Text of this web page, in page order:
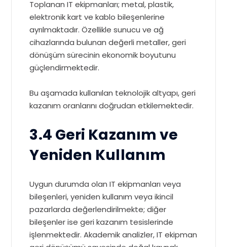
Toplanan IT ekipmanları; metal, plastik,
elektronik kart ve kablo bileşenlerine
ayrılmaktadır. Özellikle sunucu ve ağ
cihazlarında bulunan değerli metaller, geri
dönüşüm sürecinin ekonomik boyutunu
güçlendirmektedir.
Bu aşamada kullanılan teknolojik altyapı, geri
kazanım oranlarını doğrudan etkilemektedir.
3.4 Geri Kazanım ve
Yeniden Kullanım
Uygun durumda olan IT ekipmanları veya
bileşenleri, yeniden kullanım veya ikincil
pazarlarda değerlendirilmekte; diğer
bileşenler ise geri kazanım tesislerinde
işlenmektedir. Akademik analizler, IT ekipman